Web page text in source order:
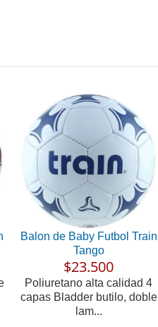
Balon de Baby Futbol Train
Tango
$23.500
Poliuretano alta calidad 4
capas Bladder butilo, doble
lam...